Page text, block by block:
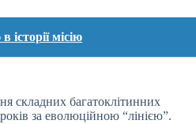
місію
складних багатоклітинних
за еволюційною “лінією”.